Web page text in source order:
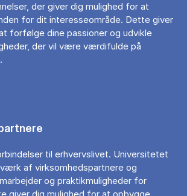
der giver dig mulighed for at
for dit interesseområde. Dette giver
forfølge dine passioner og udvikle
der vil være værdifulde på
til erhvervslivet. Universitetet
af virksomhedspartnere og
og praktikmuligheder for
giver dig mulighed for at opbygge